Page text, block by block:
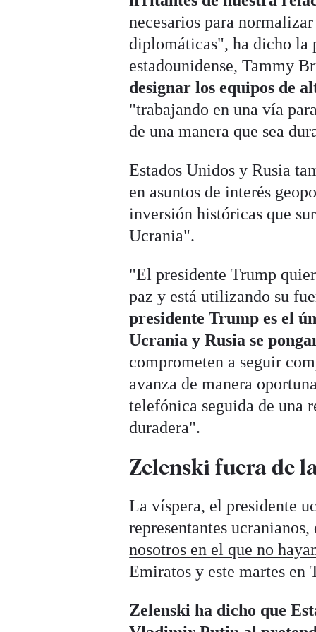
necesarios para
diplomáticas", ha dicho la
estadounidense, Tammy
designar los equipos de
"trabajando en una vía
de una manera que sea
Estados Unidos y Rusia
en asuntos de interés
inversión históricas que
Ucrania".
"El presidente Trump
paz y está utilizando su
presidente Trump es el
Ucrania y Rusia se
comprometen a seguir
avanza de manera
telefónica seguida de una
duradera".
Zelenski fuera de
La víspera, el presidente
representantes
nosotros en el que no
Emiratos y este martes en
Zelenski ha dicho que